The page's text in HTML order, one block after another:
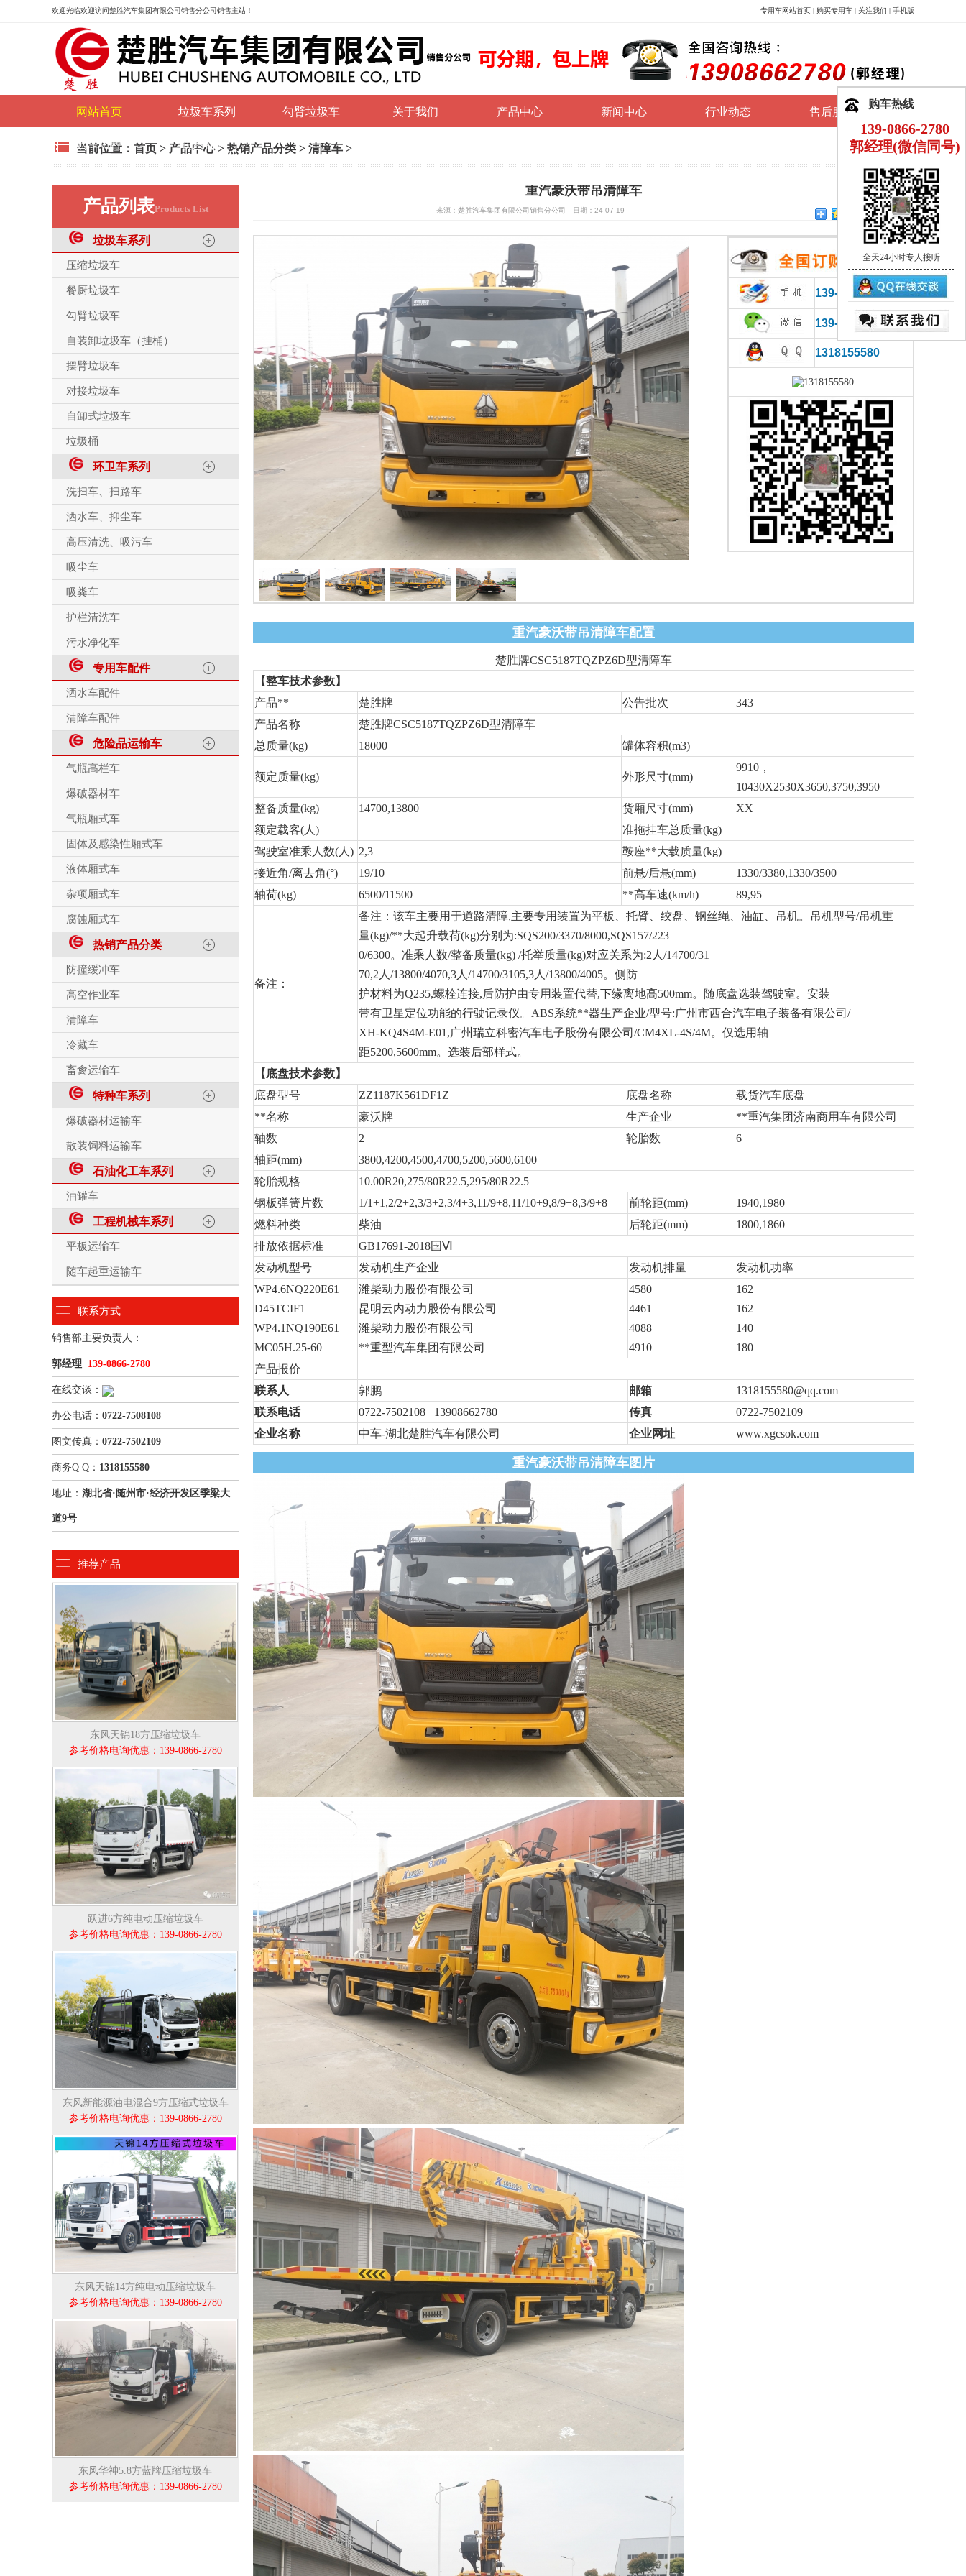
欢迎光临欢迎访问楚胜汽车集团有限公司销售分公司销售主站！ 专用车网站首页 | 购买专用车 | 关注我们 | 手机版
网站首页 垃圾车系列 勾臂垃圾车 关于我们 产品中心 新闻中心 行业动态 售后服务
购车流程 联系我们
当前位置： 首页 > 产品中心> 热销产品分类 > 清障车 >
产品列表Products List
垃圾车系列
压缩垃圾车
餐厨垃圾车
勾臂垃圾车
自装卸垃圾车（挂桶）
摆臂垃圾车
对接垃圾车
自卸式垃圾车
垃圾桶
环卫车系列
洗扫车、扫路车
洒水车、抑尘车
高压清洗、吸污车
吸尘车
吸粪车
护栏清洗车
污水净化车
专用车配件
洒水车配件
清障车配件
危险品运输车
气瓶高栏车
爆破器材车
气瓶厢式车
固体及感染性厢式车
液体厢式车
杂项厢式车
腐蚀厢式车
热销产品分类
防撞缓冲车
高空作业车
清障车
冷藏车
畜禽运输车
特种车系列
爆破器材运输车
散装饲料运输车
石油化工车系列
油罐车
工程机械车系列
平板运输车
随车起重运输车
联系方式
销售部主要负责人：
郭经理 139-0866-2780
在线交谈：
办公电话： 0722-7508108
图文传真： 0722-7502109
商务Q Q： 1318155580
地址： 湖北省·随州市·经济开发区季梁大
道9号
推荐产品
东风天锦18方压缩垃圾车
参考价格电询优惠：139-0866-2780
跃进6方纯电动压缩垃圾车
参考价格电询优惠：139-0866-2780
东风新能源油电混合9方压缩式垃圾车
参考价格电询优惠：139-0866-2780
东风天锦14方纯电动压缩垃圾车
参考价格电询优惠：139-0866-2780
东风华神5.8方蓝牌压缩垃圾车
参考价格电询优惠：139-0866-2780
重汽豪沃带吊清障车
来源：楚胜汽车集团有限公司销售分公司 日期：24-07-19
139-0866-2780
139-0866-2780
1318155580
重汽豪沃带吊清障车配置
楚胜牌CSC5187TQZPZ6D型清障车
【整车技术参数】
产品**
楚胜牌 公告批次
343
产品名称
楚胜牌CSC5187TQZPZ6D型清障车
总质量(kg)
18000 罐体容积(m3)
额定质量(kg) 外形尺寸(mm)
9910，
10430X2530X3650,3750,3950
整备质量(kg)
14700,13800 货厢尺寸(mm)
XX
额定载客(人)
准拖挂车总质量(kg)
驾驶室准乘人数(人) 2,3
鞍座**大载质量(kg)
接近角/离去角(°)
19/10 前悬/后悬(mm)
1330/3380,1330/3500
轴荷(kg)
6500/11500 **高车速(km/h) 89,95
备注：
备注：该车主要用于道路清障,主要专用装置为平板、托臂、绞盘、钢丝绳、油缸、吊机。吊机型号/吊机重
量(kg)/**大起升载荷(kg)分别为:SQS200/3370/8000,SQS157/223
0/6300。准乘人数/整备质量(kg) /托举质量(kg)对应关系为:2人/14700/31
70,2人/13800/4070,3人/14700/3105,3人/13800/4005。侧防
护材料为Q235,螺栓连接,后防护由专用装置代替,下缘离地高500mm。随底盘选装驾驶室。安装
带有卫星定位功能的行驶记录仪。ABS系统**器生产企业/型号:广州市西合汽车电子装备有限公司/
XH-KQ4S4M-E01,广州瑞立科密汽车电子股份有限公司/CM4XL-4S/4M。仅选用轴
距5200,5600mm。选装后部样式。
【底盘技术参数】
底盘型号
ZZ1187K561DF1Z 底盘名称
载货汽车底盘
**名称
豪沃牌 生产企业
**重汽集团济南商用车有限公司
轴数
2 轮胎数
6
轴距(mm)
3800,4200,4500,4700,5200,5600,6100
轮胎规格
10.00R20,275/80R22.5,295/80R22.5
钢板弹簧片数
1/1+1,2/2+2,3/3+2,3/4+3,11/9+8,11/10+9,8/9+8,3/9+8 前轮距(mm)
1940,1980
燃料种类
柴油 后轮距(mm)
1800,1860
排放依据标准
GB17691-2018国Ⅵ
发动机型号
发动机生产企业 发动机排量
发动机功率
WP4.6NQ220E61
D45TCIF1
WP4.1NQ190E61
MC05H.25-60
潍柴动力股份有限公司
昆明云内动力股份有限公司
潍柴动力股份有限公司
**重型汽车集团有限公司
4580
4461
4088
4910
162
162
140
180
产品报价
联系人
郭鹏 邮箱
1318155580@qq.com
联系电话
0722-7502108 13908662780 传真
0722-7502109
企业名称
中车-湖北楚胜汽车有限公司 企业网址 www.xgcsok.com
重汽豪沃带吊清障车图片
购车热线
139-0866-2780
郭经理(微信同号)
全天24小时专人接听